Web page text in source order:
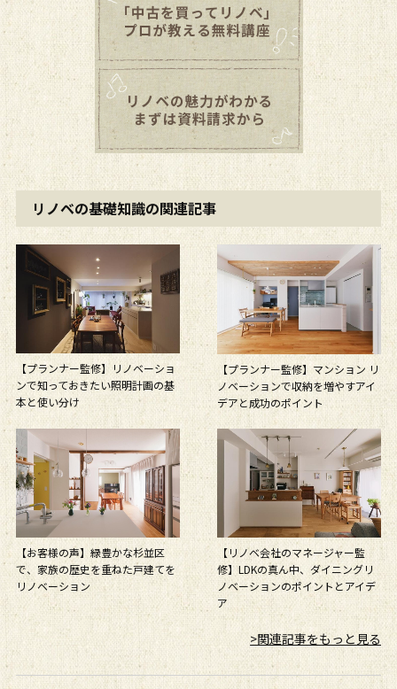
リノベの基礎知識の関連記事
【プランナー監修】リノベーショ
ンで知っておきたい照明計画の基
本と使い分け
【プランナー監修】マンション リ
ノベーションで収納を増やすアイ
デアと成功のポイント
【お客様の声】緑豊かな杉並区
で、家族の歴史を重ねた戸建てを
リノベーション
【リノベ会社のマネージャー監
修】LDKの真ん中、ダイニングリ
ノベーションのポイントとアイデ
ア
>関連記事をもっと見る